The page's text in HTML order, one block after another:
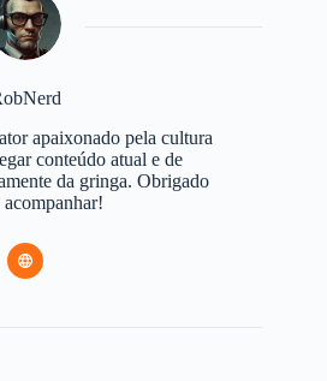
apaixonado pela cultura
conteúdo atual e de
da gringa. Obrigado